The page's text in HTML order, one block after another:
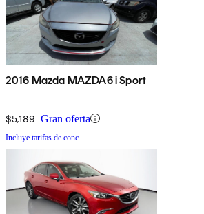
2016 Mazda MAZDA6 i Sport
$5,189 Gran oferta
Incluye tarifas de conc.